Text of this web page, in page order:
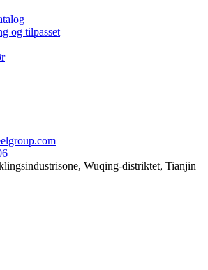
og tilpasset
Wuqing-distriktet, Tianjin